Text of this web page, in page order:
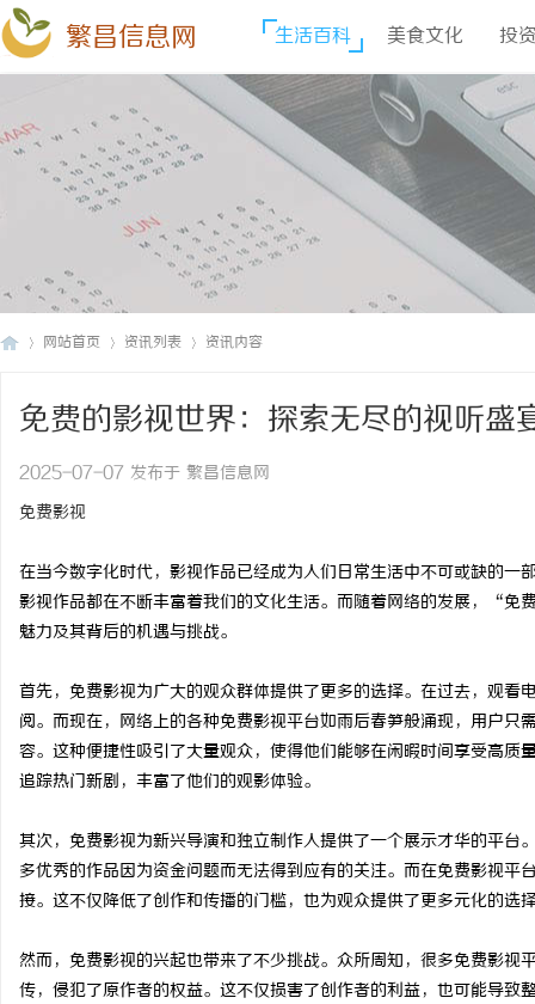
繁昌信息网 生活百科 美食文化 投
网站首页 资讯列表 资讯内容
免费的影视世界：探索无尽的视听盛
2025-07-07 发布于 繁昌信息网
免费影视
在当今数字化时代，影视作品已经成为人们日常生活中不可或缺的
影视作品都在不断丰富着我们的文化生活。而随着网络的发展，“
魅力及其背后的机遇与挑战。
首先，免费影视为广大的观众群体提供了更多的选择。在过去，观
阅。而现在，网络上的各种免费影视平台如雨后春笋般涌现，用户
容。这种便捷性吸引了大量观众，使得他们能够在闲暇时间享受高
追踪热门新剧，丰富了他们的观影体验。
其次，免费影视为新兴导演和独立制作人提供了一个展示才华的平
多优秀的作品因为资金问题而无法得到应有的关注。而在免费影视
接。这不仅降低了创作和传播的门槛，也为观众提供了更多元化的选
然而，免费影视的兴起也带来了不少挑战。众所周知，很多免费影
传，侵犯了原作者的权益。这不仅损害了创作者的利益，也可能导